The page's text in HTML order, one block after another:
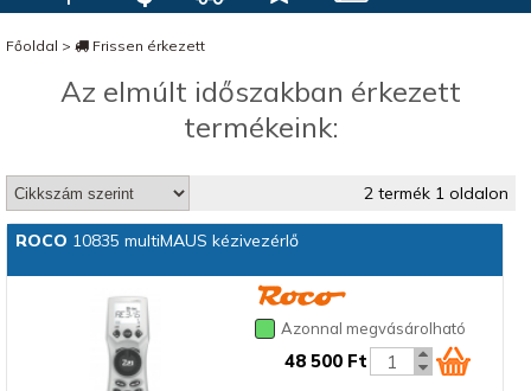
Főoldal > Frissen érkezett
Az elmúlt időszakban érkezett
termékeink:
2 termék 1 oldalon
ROCO 10835 multiMAUS kézivezérlő
Azonnal megvásárolható
48 500 Ft